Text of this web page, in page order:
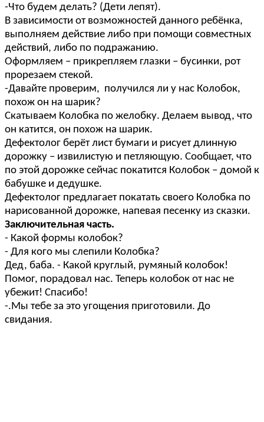
-Что будем делать? (Дети лепят).
В зависимости от возможностей данного ребёнка,
выполняем действие либо при помощи совместных
действий, либо по подражанию.
Оформляем – прикрепляем глазки – бусинки, рот
прорезаем стекой.
-Давайте проверим, получился ли у нас Колобок,
похож он на шарик?
Скатываем Колобка по желобку. Делаем вывод, что
он катится, он похож на шарик.
Дефектолог берёт лист бумаги и рисует длинную
дорожку – извилистую и петляющую. Сообщает, что
по этой дорожке сейчас покатится Колобок – домой к
бабушке и дедушке.
Дефектолог предлагает покатать своего Колобка по
нарисованной дорожке, напевая песенку из сказки.
Заключительная часть.
- Какой формы колобок?
- Для кого мы слепили Колобка?
Дед, баба. - Какой круглый, румяный колобок!
Помог, порадовал нас. Теперь колобок от нас не
убежит! Спасибо!
-.Мы тебе за это угощения приготовили. До
свидания.